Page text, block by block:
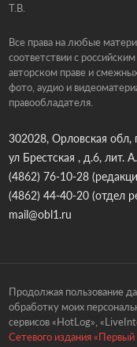
Т.В.
Все права на любые
соответствии с
авторском праве и
фото, аудио и
правообладателя.
302028, Орловская обл,
ул Брестская , д.6, лит.
(4862) 76-10-28
(4862) 44-40-20(отдел
mail@obl1.ru
Продолжая пользование
обработку моих
сервисов «HotLog»,
Сетевого издания